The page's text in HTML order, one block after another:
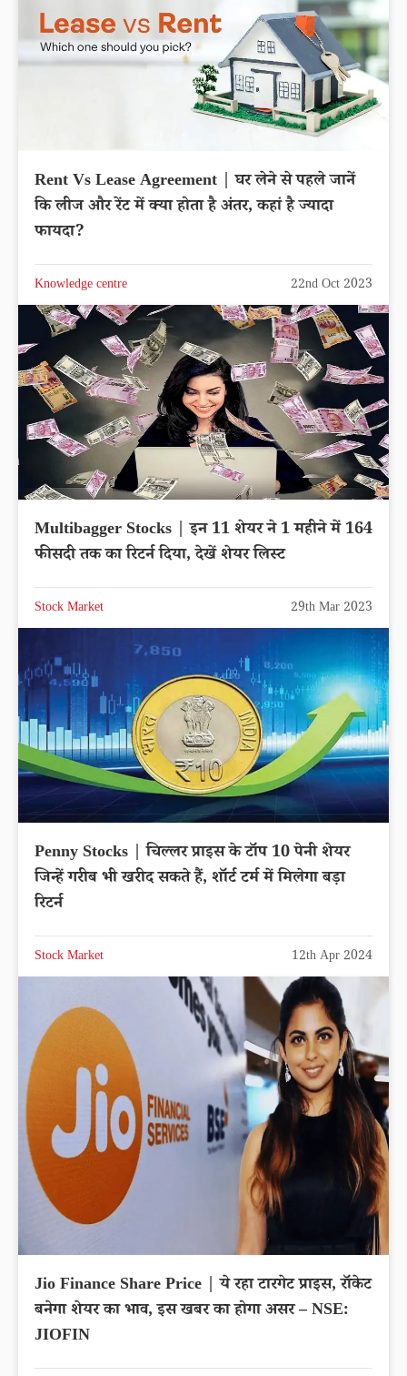
Rent Vs Lease Agreement | घर लेने से पहले जानें
कि लीज और रेंट में क्या होता है अंतर, कहां है ज्यादा
फायदा?
Knowledge centre 22nd Oct 2023
Multibagger Stocks | इन 11 शेयर ने 1 महीने में 164
फीसदी तक का रिटर्न दिया, देखें शेयर लिस्ट
Stock Market 29th Mar 2023
Penny Stocks | चिल्लर प्राइस के टॉप 10 पेनी शेयर
जिन्हें गरीब भी खरीद सकते हैं, शॉर्ट टर्म में मिलेगा बड़ा
रिटर्न
Stock Market 12th Apr 2024
Jio Finance Share Price | ये रहा टारगेट प्राइस, रॉकेट
बनेगा शेयर का भाव, इस खबर का होगा असर – NSE:
JIOFIN